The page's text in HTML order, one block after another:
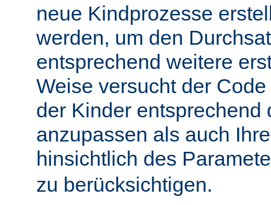
neue Kindprozesse
werden, um den
entsprechend weitere
Weise versucht der
der Kinder entsprechend
anzupassen als auch
hinsichtlich des
zu berücksichtigen.